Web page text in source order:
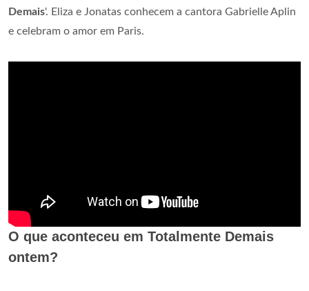
Demais'. Eliza e Jonatas conhecem a cantora Gabrielle Aplin
e celebram o amor em Paris.
O que aconteceu em Totalmente Demais
ontem?